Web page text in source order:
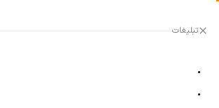
تبلیغات